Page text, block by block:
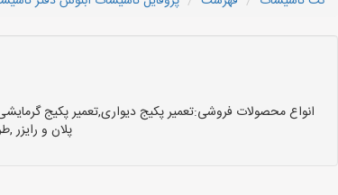
انواع محصولات فروشی:تعمیر پکیج دیواری,تعمیر پکیج
پلان و